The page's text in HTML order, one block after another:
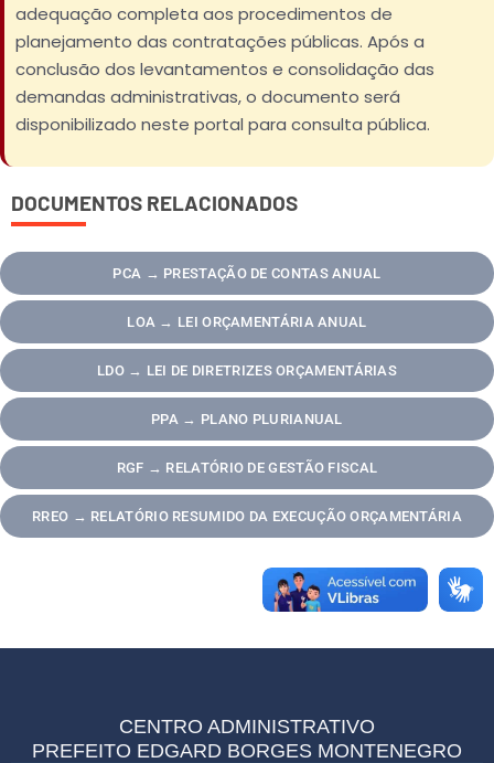
adequação completa aos procedimentos de
planejamento das contratações públicas. Após a
conclusão dos levantamentos e consolidação das
demandas administrativas, o documento será
disponibilizado neste portal para consulta pública.
DOCUMENTOS RELACIONADOS
PCA → PRESTAÇÃO DE CONTAS ANUAL
LOA → LEI ORÇAMENTÁRIA ANUAL
LDO → LEI DE DIRETRIZES ORÇAMENTÁRIAS
PPA → PLANO PLURIANUAL
RGF → RELATÓRIO DE GESTÃO FISCAL
RREO → RELATÓRIO RESUMIDO DA EXECUÇÃO ORÇAMENTÁRIA
CENTRO ADMINISTRATIVO
PREFEITO EDGARD BORGES MONTENEGRO